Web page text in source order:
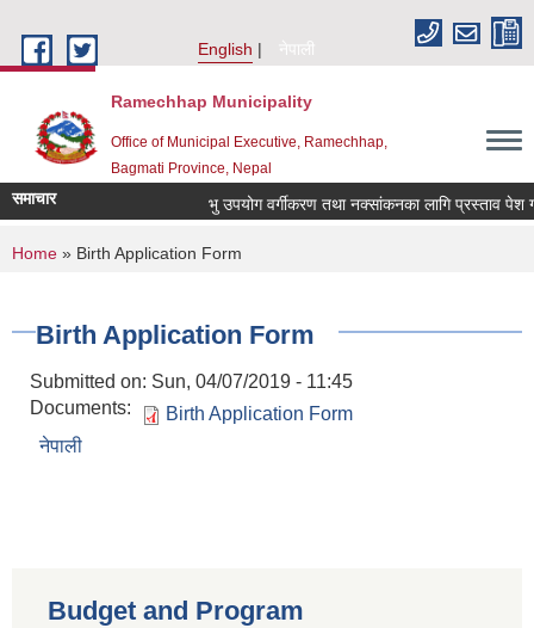
English
नेपाली
Ramechhap Municipality
Office of Municipal Executive, Ramechhap,
Bagmati Province, Nepal
समाचार भु उपयोग वर्गीकरण तथा नक्सांकनका लागि प्रस्ताव पेश गर्ने
You are here
Home » Birth Application Form
Birth Application Form
Submitted on: Sun, 04/07/2019 - 11:45
Documents:
Birth Application Form
नेपाली
Budget and Program